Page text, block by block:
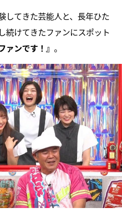
してきた芸能人と、長年ひた
続けてきたファンにスポット
ァンです！』 。